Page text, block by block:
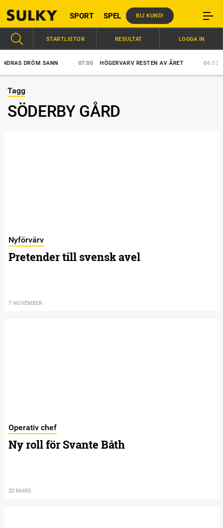
SPORT SPEL BLI KUND!
DRÖM SANN 07:00 HÖGERVARV RESTEN AV ÅRET 06:52
STARTLISTOR RESULTAT LOGGA IN
Tagg
SÖDERBY GÅRD
Nyförvärv
Pretender till svensk avel
7 NOVEMBER
Operativ chef
Ny roll för Svante Båth
20 MARS